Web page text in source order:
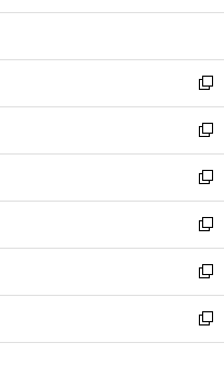
開
ウ
開
く
ン
ウ
で
開
く
ウ
ン
ド
ウ
で
開
く
新
し
い
ウ
ィ
ン
ド
ウ
で
開
く
新
し
い
ウ
ィ
ン
ド
ウ
で
開
新
し
い
ウ
ィ
ン
ド
ウ
新
し
い
ウ
ィ
ン
新
し
い
ウ
新
し